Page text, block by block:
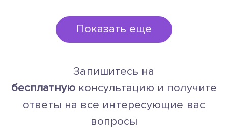
Показать еще
Запишитесь на
бесплатнуюконсультацию и получите
ответы на все интересующие вас
вопросы